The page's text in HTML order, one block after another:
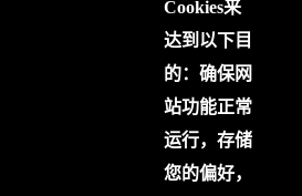
Cookies来
达到以下目
的：确保网
站功能正常
运行，存储
您的偏好，